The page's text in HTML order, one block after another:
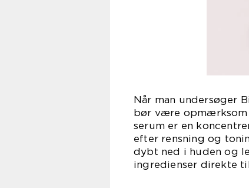
Når man undersøger
bør være opmærksom
serum er en
efter rensning og
dybt ned i huden og
ingredienser direkte